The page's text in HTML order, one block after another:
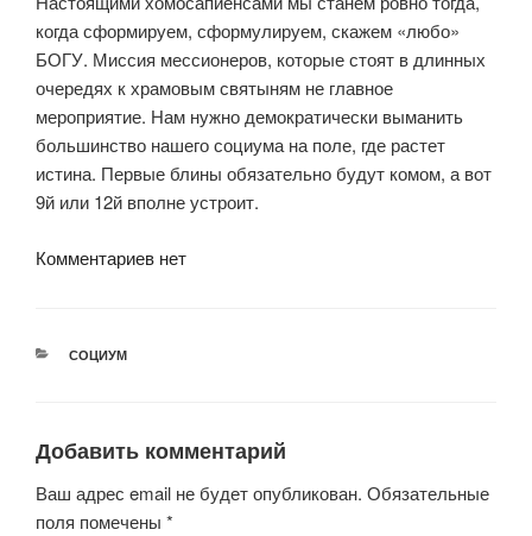
когда сформируем, сформулируем, скажем «любо»
БОГУ. Миссия мессионеров, которые стоят в длинных
очередях к храмовым святыням не главное
мероприятие. Нам нужно демократически выманить
большинство нашего социума на поле, где растет
истина. Первые блины обязательно будут комом, а вот
9й или 12й вполне устроит.
Комментариев нет
РУБРИКИ
СОЦИУМ
Добавить комментарий
Ваш адрес email не будет опубликован. Обязательные
поля помечены *